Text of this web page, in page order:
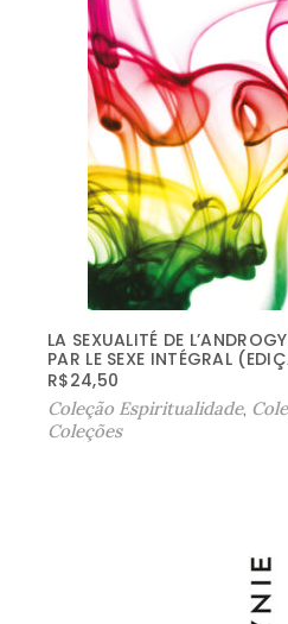
LA SEXUALITÉ DE
PAR LE SEXE INTÉGRAL
R$24,50
Coleção Espiritualidade,
Coleções